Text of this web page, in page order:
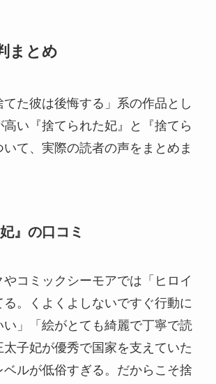
まとめ
てた彼は後悔する」系の作品とし
い『捨てられた妃』と『捨てら
て、実際の読者の声をまとめま
』の口コミ
コミックシーモアでは「ヒロイ
る。くよくよしないですぐ行動に
」「絵がとても綺麗で丁寧で読
子妃が優秀で国家を支えていた
ルが低俗すぎる。だからこそ捨